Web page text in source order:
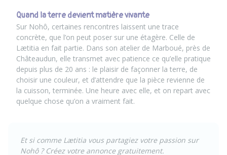
Quand la terre devient matière vivante
Sur Nohô, certaines rencontres laissent une trace
concrète, que l’on peut poser sur une étagère. Celle de
Lætitia en fait partie. Dans son atelier de Marboué, près de
Châteaudun, elle transmet avec patience ce qu’elle pratique
depuis plus de 20 ans : le plaisir de façonner la terre, de
choisir une couleur, et d’attendre que la pièce revienne de
la cuisson, terminée. Une heure avec elle, et on repart avec
quelque chose qu’on a vraiment fait.
Et si comme Lætitia vous partagiez votre passion sur
Nohô ? Créez votre annonce gratuitement.